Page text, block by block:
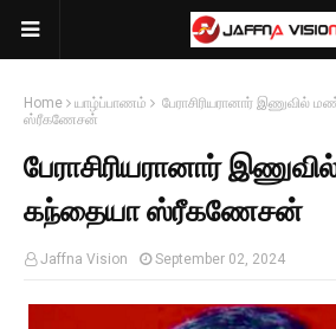
Home யாழ்ப்பாணம்
பேராசிரியரானார்
ஸ்ரீகணேசன்
பேராசிரியரானார்
கந்தையா ஸ்ரீகணேசன்
Jaffna Vision September 02, 2024